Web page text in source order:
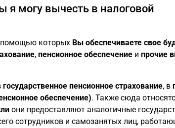
я могу вычесть в налоговой
помощью которых Вы обеспечиваете свое
, пенсионное обеспечениеи прочие
пенсионное страхование, в
обеспечение). Также сюда
они предоставляют аналогичные
сотрудников и самозанятых лиц,